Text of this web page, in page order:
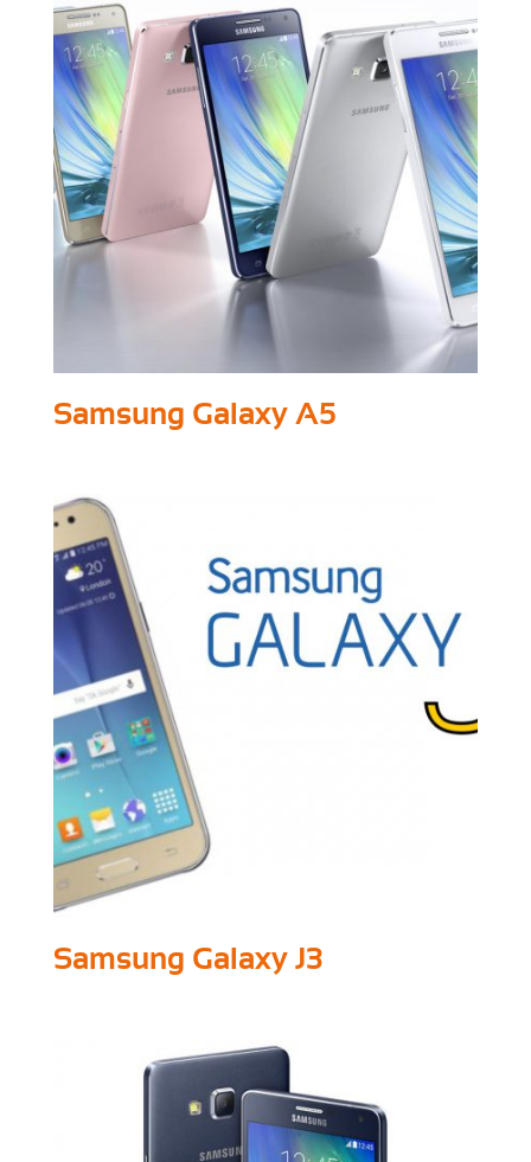
Samsung Galaxy A5
Samsung Galaxy J3